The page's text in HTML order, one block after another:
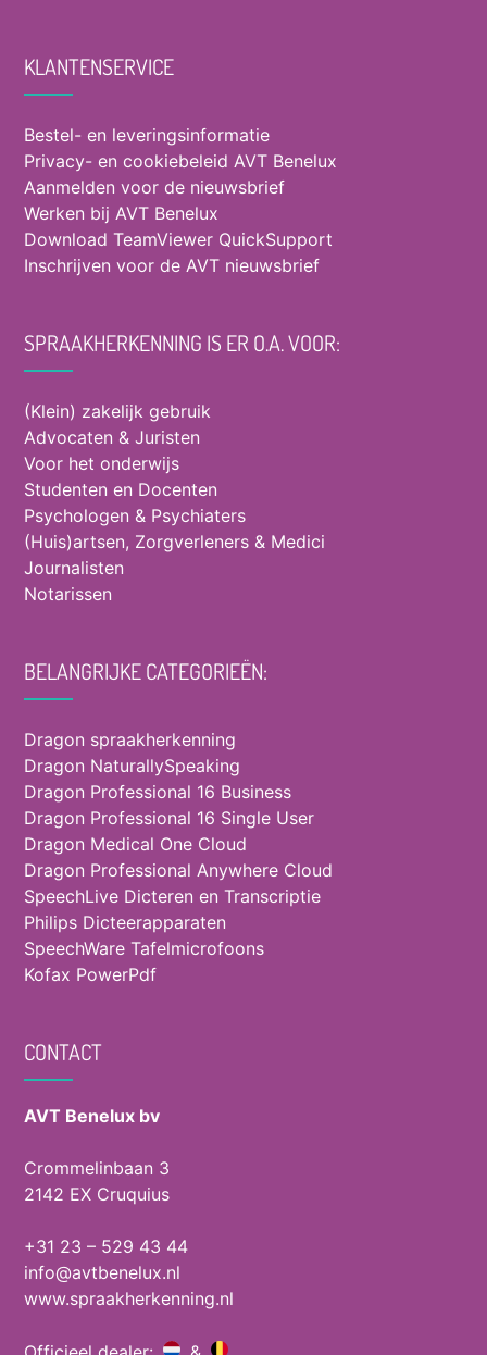
KLANTENSERVICE
Bestel- en leveringsinformatie
Privacy- en cookiebeleid AVT Benelux
Aanmelden voor de nieuwsbrief
Werken bij AVT Benelux
Download TeamViewer QuickSupport
Inschrijven voor de AVT nieuwsbrief
SPRAAKHERKENNING IS ER O.A. VOOR:
(Klein) zakelijk gebruik
Advocaten & Juristen
Voor het onderwijs
Studenten en Docenten
Psychologen & Psychiaters
(Huis)artsen, Zorgverleners & Medici
Journalisten
Notarissen
BELANGRIJKE CATEGORIEËN:
Dragon spraakherkenning
Dragon NaturallySpeaking
Dragon Professional 16 Business
Dragon Professional 16 Single User
Dragon Medical One Cloud
Dragon Professional Anywhere Cloud
SpeechLive Dicteren en Transcriptie
Philips Dicteerapparaten
SpeechWare Tafelmicrofoons
Kofax PowerPdf
CONTACT
AVT Benelux bv
Crommelinbaan 3
2142 EX Cruquius
+31 23 – 529 43 44
info@avtbenelux.nl
www.spraakherkenning.nl